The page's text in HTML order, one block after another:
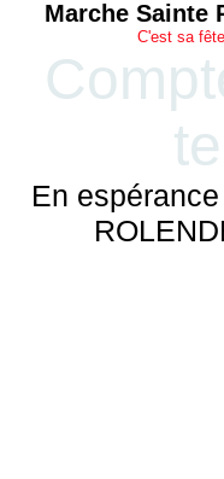
Marche Sainte
C'est sa
En